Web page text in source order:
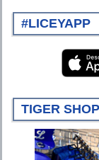
#LICEYAPP
TIGER SHOP